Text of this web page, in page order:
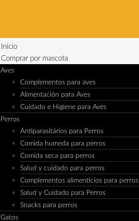
Inicio
Comprar por mascota
Aves
Complementos para aves
Alimentación para Aves
Cuidado e Higiene para Aves
Perros
Antiparasitários para Perros
Comida humeda para perros
Comida seca para perros
Salud y cuidado para perros
Complementos alimenticios para perros
Salud y Cuidado para Perros
Snacks para perros
Gatos